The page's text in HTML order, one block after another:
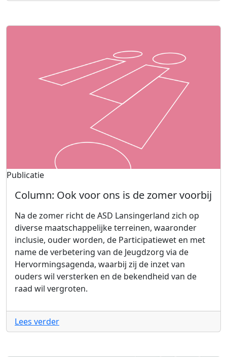
Publicatie
Column: Ook voor ons is de zomer voorbij
Na de zomer richt de ASD Lansingerland zich op
diverse maatschappelijke terreinen, waaronder
inclusie, ouder worden, de Participatiewet en met
name de verbetering van de Jeugdzorg via de
Hervormingsagenda, waarbij zij de inzet van
ouders wil versterken en de bekendheid van de
raad wil vergroten.
Lees verder